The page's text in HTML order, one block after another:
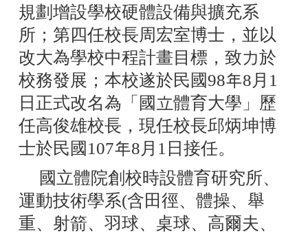
規劃增設學校硬體設備與擴充系
所；第四任校長周宏室博士，並以
改大為學校中程計畫目標，致力於
校務發展；本校遂於民國98年8月1
日正式改名為「國立體育大學」歷
任高俊雄校長，現任校長邱炳坤博
士於民國107年8月1日接任。
國立體院創校時設體育研究所、
運動技術學系(含田徑、體操、舉
重、射箭、羽球、桌球、高爾夫、